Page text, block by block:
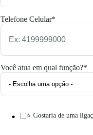
Telefone Celular*
Você atua em qual função?*
⭐ Gostaria de uma